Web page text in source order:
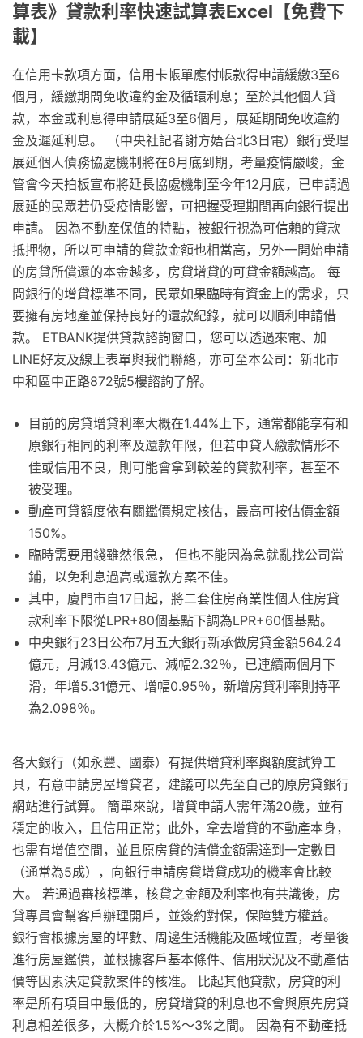
算表》貸款利率快速試算表Excel【免費下
載】
在信用卡款項方面，信用卡帳單應付帳款得申請緩繳3至6
個月，緩繳期間免收違約金及循環利息；至於其他個人貸
款，本金或利息得申請展延3至6個月，展延期間免收違約
金及遲延利息。 （中央社記者謝方娪台北3日電）銀行受理
展延個人債務協處機制將在6月底到期，考量疫情嚴峻，金
管會今天拍板宣布將延長協處機制至今年12月底，已申請過
展延的民眾若仍受疫情影響，可把握受理期間再向銀行提出
申請。 因為不動產保值的特點，被銀行視為可信賴的貸款
抵押物，所以可申請的貸款金額也相當高，另外一開始申請
的房貸所償還的本金越多，房貸增貸的可貸金額越高。 每
間銀行的增貸標準不同，民眾如果臨時有資金上的需求，只
要擁有房地產並保持良好的還款紀錄，就可以順利申請借
款。 ETBANK提供貸款諮詢窗口，您可以透過來電、加
LINE好友及線上表單與我們聯絡，亦可至本公司：新北市
中和區中正路872號5樓諮詢了解。
目前的房貸增貸利率大概在1.44%上下，通常都能享有和
原銀行相同的利率及還款年限，但若申貸人繳款情形不
佳或信用不良，則可能會拿到較差的貸款利率，甚至不
被受理。
動產可貸額度依有關鑑價規定核估，最高可按估價金額
150%。
臨時需要用錢雖然很急， 但也不能因為急就亂找公司當
鋪，以免利息過高或還款方案不佳。
其中，廈門市自17日起，將二套住房商業性個人住房貸
款利率下限從LPR+80個基點下調為LPR+60個基點。
中央銀行23日公布7月五大銀行新承做房貸金額564.24
億元，月減13.43億元、減幅2.32％，已連續兩個月下
滑，年增5.31億元、增幅0.95％，新增房貸利率則持平
為2.098％。
各大銀行（如永豐、國泰）有提供增貸利率與額度試算工
具，有意申請房屋增貸者，建議可以先至自己的原房貸銀行
網站進行試算。 簡單來說，增貸申請人需年滿20歲，並有
穩定的收入，且信用正常；此外，拿去增貸的不動產本身，
也需有增值空間，並且原房貸的清償金額需達到一定數目
（通常為5成），向銀行申請房貸增貸成功的機率會比較
大。 若通過審核標準，核貸之金額及利率也有共識後，房
貸專員會幫客戶辦理開戶，並簽約對保，保障雙方權益。
銀行會根據房屋的坪數、周邊生活機能及區域位置，考量後
進行房屋鑑價，並根據客戶基本條件、信用狀況及不動產估
價等因素決定貸款案件的核准。 比起其他貸款，房貸的利
率是所有項目中最低的，房貸增貸的利息也不會與原先房貸
利息相差很多，大概介於1.5%～3%之間。 因為有不動產抵